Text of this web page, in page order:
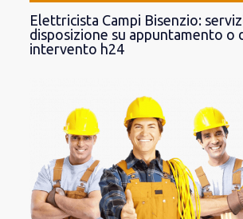
Elettricista Campi Bisenzio:
disposizione su appuntamento o
intervento h24